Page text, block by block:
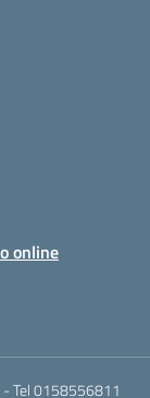
online
- Tel 0158556811